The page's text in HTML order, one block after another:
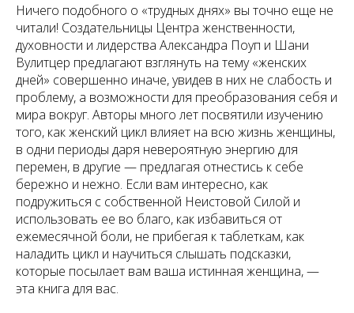
Ничего подобного о «трудных днях» вы точно еще не
читали! Создательницы Центра женственности,
духовности и лидерства Александра Поуп и Шани
Вулитцер предлагают взглянуть на тему «женских
дней» совершенно иначе, увидев в них не слабость и
проблему, а возможности для преобразования себя и
мира вокруг. Авторы много лет посвятили изучению
того, как женский цикл влияет на всю жизнь женщины,
в одни периоды даря невероятную энергию для
перемен, в другие — предлагая отнестись к себе
бережно и нежно. Если вам интересно, как
подружиться с собственной Неистовой Силой и
использовать ее во благо, как избавиться от
ежемесячной боли, не прибегая к таблеткам, как
наладить цикл и научиться слышать подсказки,
которые посылает вам ваша истинная женщина, —
эта книга для вас.